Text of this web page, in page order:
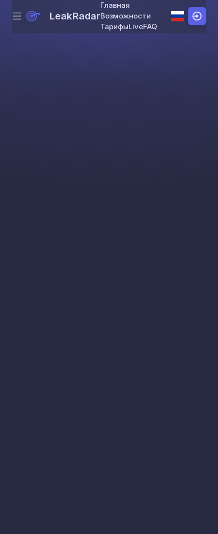
Skip to content
Menu LeakRadar
Главная
Возможности
ТарифыLiveFAQ